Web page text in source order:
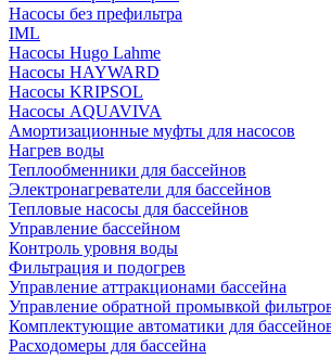
Насосы без префильтра
IML
Насосы Hugo Lahme
Насосы HAYWARD
Насосы KRIPSOL
Насосы AQUAVIVA
Амортизационные муфты для насосов
Нагрев воды
Теплообменники для бассейнов
Электронагреватели для бассейнов
Тепловые насосы для бассейнов
Управление бассейном
Контроль уровня воды
Фильтрация и подогрев
Управление аттракционами бассейна
Управление обратной промывкой
Комплектующие автоматики для
Расходомеры для бассейна